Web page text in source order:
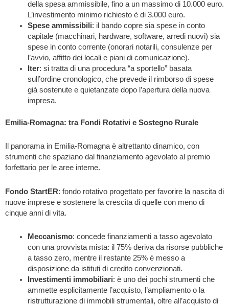
della spesa ammissibile, fino a un massimo di 10.000 euro.
L’investimento minimo richiesto è di 3.000 euro.
Spese ammissibili: il bando copre sia spese in conto
capitale (macchinari, hardware, software, arredi nuovi) sia
spese in conto corrente (onorari notarili, consulenze per
l’avvio, affitto dei locali e piani di comunicazione).
Iter: si tratta di una procedura “a sportello” basata
sull’ordine cronologico, che prevede il rimborso di spese
già sostenute e quietanzate dopo l’apertura della nuova
impresa.
Emilia-Romagna: tra Fondi Rotativi e Sostegno Rurale
Il panorama in Emilia-Romagna è altrettanto dinamico, con
strumenti che spaziano dal finanziamento agevolato al premio
forfettario per le aree interne.
Fondo StartER: fondo rotativo progettato per favorire la nascita di
nuove imprese e sostenere la crescita di quelle con meno di
cinque anni di vita.
Meccanismo: concede finanziamenti a tasso agevolato
con una provvista mista: il 75% deriva da risorse pubbliche
a tasso zero, mentre il restante 25% è messo a
disposizione da istituti di credito convenzionati.
Investimenti immobiliari: è uno dei pochi strumenti che
ammette esplicitamente l’acquisto, l’ampliamento o la
ristrutturazione di immobili strumentali, oltre all’acquisto di